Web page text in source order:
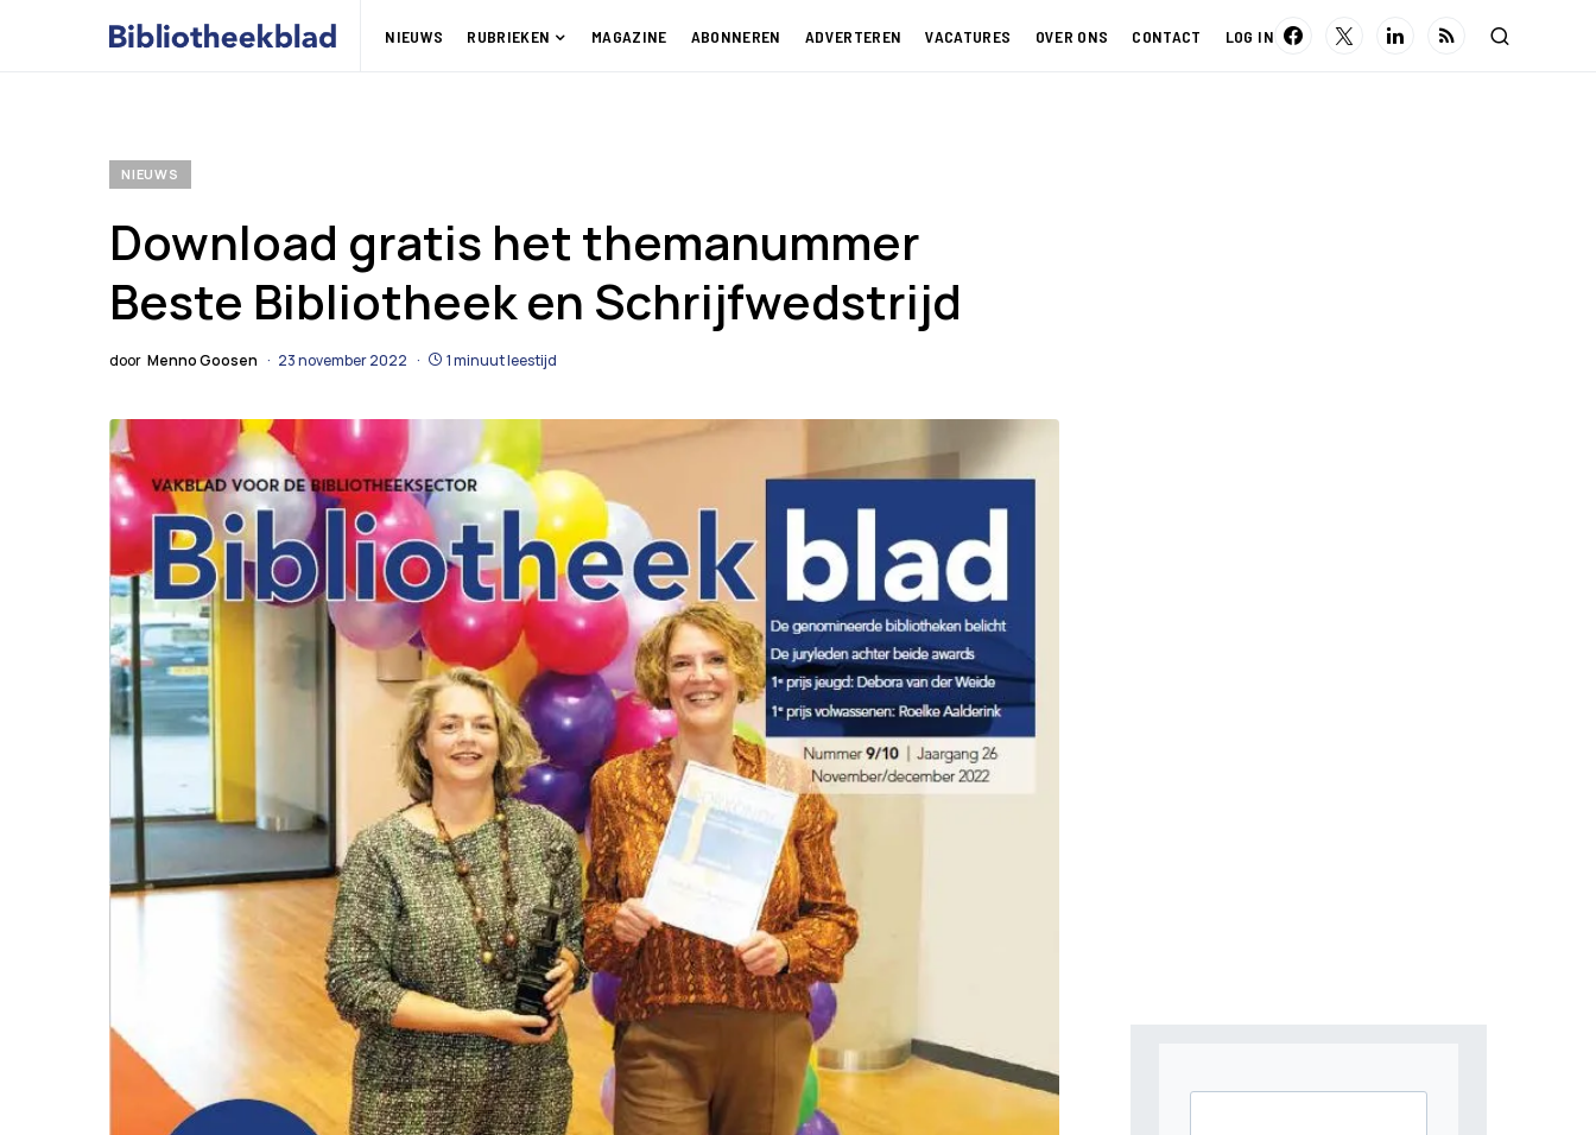
NIEUWS RUBRIEKEN MAGAZINE ABONNEREN ADVERTEREN VACATURES OVER ONS CONTACT LOG IN
NIEUWS
Download gratis het themanummer
Beste Bibliotheek en Schrijfwedstrijd
door Menno Goosen 23 november 2022 1 minuut leestijd